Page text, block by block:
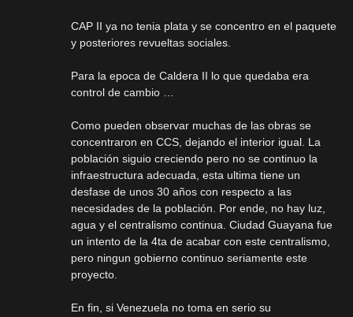
CAP II ya no tenia plata y se concentro en el paquete
y posteriores revueltas sociales.
Para la epoca de Caldera II lo que quedaba era
control de cambio …
Como pueden observar muchas de las obras se
concentraron en CCS, dejando el interior igual. La
población siguio creciendo pero no se continuo la
infraestructura adecuada, esta ultima tiene un
desfase de unos 30 años con respecto a las
necesidades de la población. Por ende, no hay luz,
agua y el centralismo continua. Ciudad Guayana fue
un intento de la 4ta de acabar con este centralismo,
pero ningun gobierno continuo seriamente este
proyecto.
En fin, si Venezuela no toma en serio su